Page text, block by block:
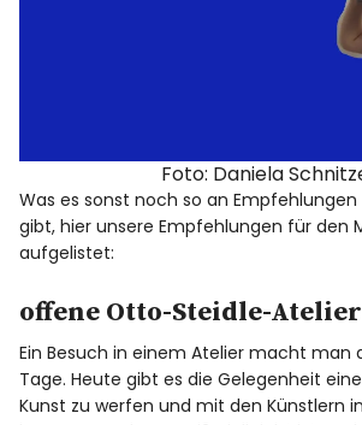
Foto: Daniela
Was es sonst noch so an
gibt, hier unsere Empfehlungen für den
aufgelistet:
offene Otto-Steidle-
Ein Besuch in einem Atelier macht man
Tage. Heute gibt es die Gelegenheit
Kunst zu werfen und mit den Künstlern